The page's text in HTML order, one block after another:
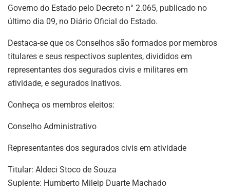
Governo do Estado pelo Decreto n° 2.065, publicado no
último dia 09, no Diário Oficial do Estado.
Destaca-se que os Conselhos são formados por membros
titulares e seus respectivos suplentes, divididos em
representantes dos segurados civis e militares em
atividade, e segurados inativos.
Conheça os membros eleitos:
Conselho Administrativo
Representantes dos segurados civis em atividade
Titular: Aldeci Stoco de Souza
Suplente: Humberto Mileip Duarte Machado